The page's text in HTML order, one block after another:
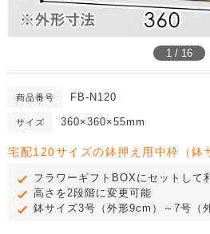
1 / 16
商品番号 FB-N120
サイズ 360×360×55mm
宅配120サイズの鉢押え用中枠（鉢
フラワーギフトBOXにセットして
高さを2段階に変更可能
鉢サイズ3号（外形9cm）～7号（